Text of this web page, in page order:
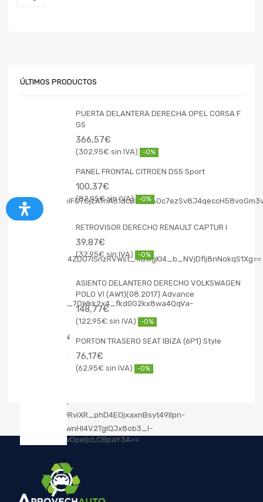
ÚLTIMOS PRODUCTOS
PUERTA DELANTERA DERECHA OPEL CORSA F
GS
366,57€
302,95€ -0%
PANEL FRONTAL CITROEN DS5 Sport
100,37€
82,95€ -0%
RETROVISOR DERECHO RENAULT CAPTUR I
39,87€
32,95€ -0%
ASIENTO DELANTERO DERECHO VOLKSWAGEN
POLO VI (AW1)(08.2017) Advance
148,77€
122,95€ -0%
PORTON TRASERO SEAT IBIZA (6P1) Style
76,17€
62,95€ -0%